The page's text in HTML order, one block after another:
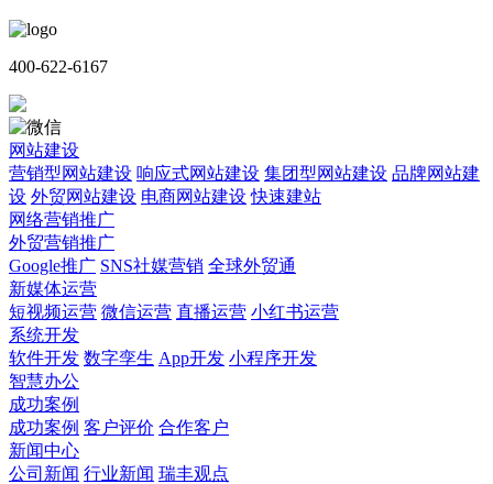
400-622-6167
网站建设
营销型网站建设 响应式网站建设 集团型网站建设 品牌网站建
设 外贸网站建设 电商网站建设 快速建站
网络营销推广
外贸营销推广
Google推广 SNS社媒营销 全球外贸通
新媒体运营
短视频运营 微信运营 直播运营 小红书运营
系统开发
软件开发 数字孪生 App开发 小程序开发
智慧办公
成功案例
成功案例 客户评价 合作客户
新闻中心
公司新闻 行业新闻 瑞丰观点